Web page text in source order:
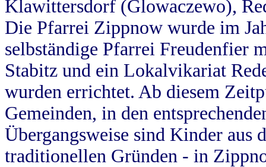
Klawittersdorf (Glowaczewo),
Die Pfarrei Zippnow wurde im
selbständige Pfarrei Freudenfier
Stabitz und ein Lokalvikariat
wurden errichtet. Ab diesem
Gemeinden, in den
Übergangsweise sind Kinder aus
traditionellen Gründen - in